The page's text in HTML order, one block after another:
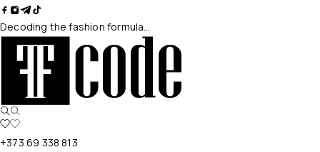
Decoding the fashion formula…
+373 69 338 813